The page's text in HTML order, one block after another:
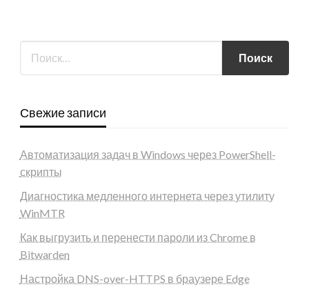
Свежие записи
Автоматизация задач в Windows через PowerShell-
скрипты
Диагностика медленного интернета через утилиту
WinMTR
Как выгрузить и перенести пароли из Chrome в
Bitwarden
Настройка DNS-over-HTTPS в браузере Edge